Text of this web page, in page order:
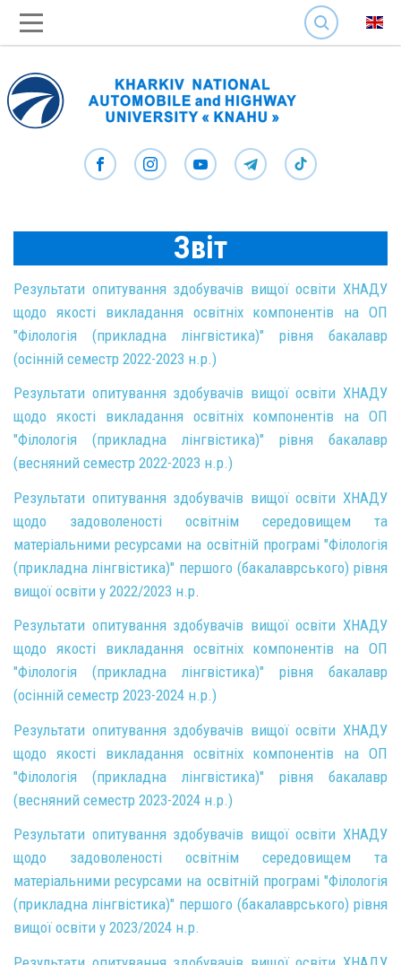
SEARCH
Звіт
Результати опитування здобувачів вищої освіти ХНАДУ
щодо якості викладання освітніх компонентів на ОП
"Філологія (прикладна лінгвістика)" рівня бакалавр
(осінній семестр 2022-2023 н.р.)
Результати опитування здобувачів вищої освіти ХНАДУ
щодо якості викладання освітніх компонентів на ОП
"Філологія (прикладна лінгвістика)" рівня бакалавр
(весняний семестр 2022-2023 н.р.)
Результати опитування здобувачів вищої освіти ХНАДУ
щодо задоволеності освітнім середовищем та
матеріальними ресурсами на освітній програмі "Філологія
(прикладна лінгвістика)" першого (бакалаврського) рівня
вищої освіти у 2022/2023 н.р
Результати опитування здобувачів вищої освіти ХНАДУ
щодо якості викладання освітніх компонентів на ОП
"Філологія (прикладна лінгвістика)" рівня бакалавр
(осінній семестр 2023-2024 н.р.)
Результати опитування здобувачів вищої освіти ХНАДУ
щодо якості викладання освітніх компонентів на ОП
"Філологія (прикладна лінгвістика)" рівня бакалавр
(весняний семестр 2023-2024 н.р.)
Результати опитування здобувачів вищої освіти ХНАДУ
щодо задоволеності освітнім середовищем та
матеріальними ресурсами на освітній програмі "Філологія
(прикладна лінгвістика)" першого (бакалаврського) рівня
вищої освіти у 2023/2024 н.р.